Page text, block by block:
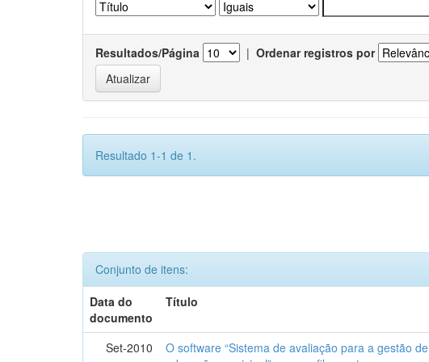
Resultados/Página | Ordenar registros por
Resultado 1-1 de 1.
Conjunto de itens:
Data do
documento
Título
Set-2010
O software “Sistema de avaliação para a gestão de